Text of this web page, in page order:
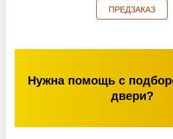
ПРЕДЗАКАЗ
Нужна помощь с
двери?